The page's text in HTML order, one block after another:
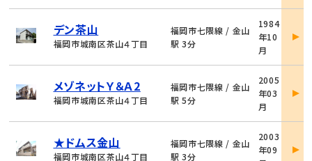
デン茶山
福岡市城南区茶山４丁目
福岡市七隈線 / 金山
駅 3分
1984
年10
月
詳
メゾネットＹ＆Ａ2
福岡市城南区茶山４丁目
福岡市七隈線 / 金山
駅 5分
2005
年03
月
詳
★ドムス金山
福岡市城南区茶山４丁目
福岡市七隈線 / 金山
駅 3分
2003
年09
詳